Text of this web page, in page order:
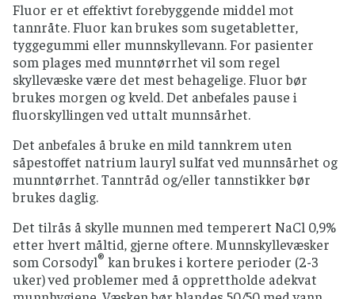
Fluor er et effektivt forebyggende middel mot
tannråte. Fluor kan brukes som sugetabletter,
tyggegummi eller munnskyllevann. For pasienter
som plages med munntørrhet vil som regel
skyllevæske være det mest behagelige. Fluor bør
brukes morgen og kveld. Det anbefales pause i
fluorskyllingen ved uttalt munnsårhet.
Det anbefales å bruke en mild tannkrem uten
såpestoffet natrium lauryl sulfat ved munnsårhet og
munntørrhet. Tanntråd og/eller tannstikker bør
brukes daglig.
Det tilrås å skylle munnen med temperert NaCl 0,9%
etter hvert måltid, gjerne oftere. Munnskyllevæsker
som Corsodyl® kan brukes i kortere perioder (2-3
uker) ved problemer med å opprettholde adekvat